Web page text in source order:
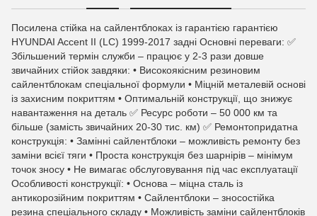
Посилена стійка на сайлентблоках із гарантією гарантією
HYUNDAI Accent II (LC) 1999-2017 задні Основні переваги: ✅
Збільшений термін служби – працює у 2-3 рази довше
звичайних стійок завдяки: • Високоякісним резиновим
сайлентблокам спеціальної формули • Міцній металевій основі
із захисним покриттям • Оптимальній конструкції, що знижує
навантаження на деталь ✅ Ресурс роботи – 50 000 км та
більше (замість звичайних 20-30 тис. км) ✅ Ремонтопридатна
конструкція: • Замінні сайлентблоки – можливість ремонту без
заміни всієї тяги • Проста конструкція без шарнірів – мінімум
точок зносу • Не вимагає обслуговування під час експлуатації
Особливості конструкції: • Основа – міцна сталь із
антикорозійним покриттям • Сайлентблоки – зносостійка
резина спеціального складу • Можливість заміни сайлентблоків